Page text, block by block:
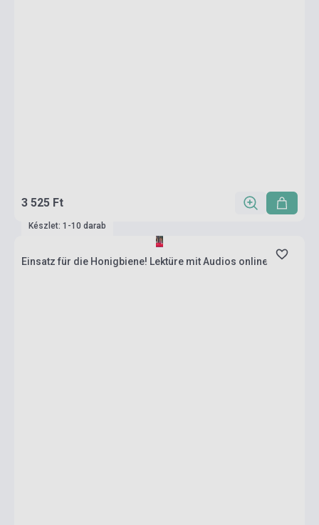
3 525 Ft
Készlet: 1-10 darab
Einsatz für die Honigbiene! Lektüre mit Audios online